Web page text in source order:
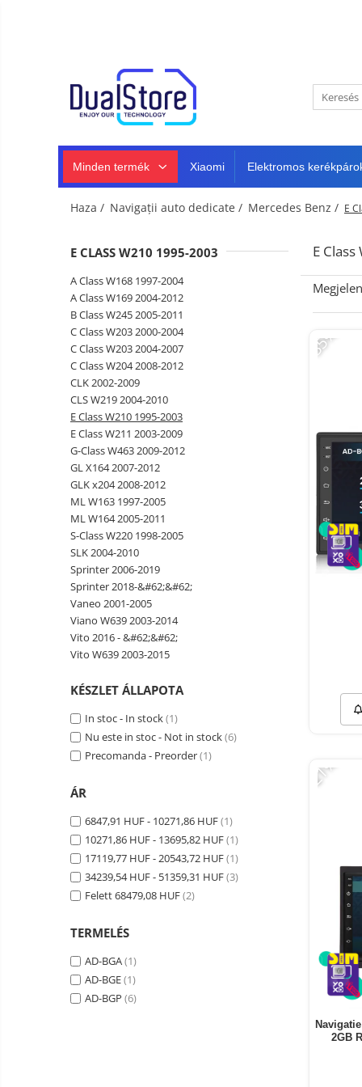
Minden (okos és klasszikus)
Telefongyártók
Masszív telefonok
5G telefonok
Tartozék
TV és
projektorok
Autó-,
otthon-
és
sportkamerák
Autó DVR kamera
Okos autó tükrök kamerával
Vezeték nélküli térfigyelő
kamerák
Mini videokamera
Térfigyelő kamera tartozékok
Fejhallgató
Vezetékes fejhallgató
Professzionális fejhallgató
Vezeték nélküli fejhallgató
Okosórák és fitnesz karkötők
Fitness karkötők
Okosóra
Tartozékok okosóra
Elektromos
robogók
tartozékok
Elektromos robogók
Robogó alkatrészek és
tartozékok
Elektromos
bicikli
Gadgets
Smart Home
Gadgets tartozék
Kamerás drónok
Külső akkumulátor
Az autó tartozékai
Lifestyle
Vonalkód olvasók
Hordozható elektromos
állomások és napelemek
Napelemek
Minden termék Xiaomi Elektromos
Haza / Navigații auto dedicate / Mercedes Benz / E
E
E CLASS W210 1995-2003
A Class W168 1997-2004
A Class W169 2004-2012
B Class W245 2005-2011
C Class W203 2000-2004
C Class W203 2004-2007
C Class W204 2008-2012
CLK 2002-2009
CLS W219 2004-2010
E Class W210 1995-2003
E Class W211 2003-2009
G-Class W463 2009-2012
GL X164 2007-2012
GLK x204 2008-2012
ML W163 1997-2005
ML W164 2005-2011
S-Class W220 1998-2005
SLK 2004-2010
Sprinter 2006-2019
Sprinter 2018-&#62;&#62;
Vaneo 2001-2005
Viano W639 2003-2014
Vito 2016 - &#62;&#62;
Vito W639 2003-2015
KÉSZLET ÁLLAPOTA
In stoc - In stock(1)
Nu este in stoc - Not in stock(6)
Precomanda - Preorder(1)
ÁR
6847,91 HUF - 10271,86 HUF(1)
10271,86 HUF - 13695,82 HUF(1)
17119,77 HUF - 20543,72 HUF(1)
34239,54 HUF - 51359,31 HUF(3)
Felett 68479,08 HUF(2)
TERMELÉS
AD-BGA(1)
AD-BGE(1)
AD-BGP (6)
-35%
-21%
2GB